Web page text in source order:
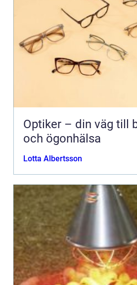
Optiker – din väg till
och ögonhälsa
Lotta Albertsson